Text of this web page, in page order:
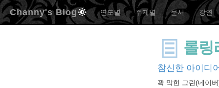
Channy's Blog 연도별 주제별 문서 강연
롤링
참신한 아이디
꽉 막힌 그린(네이